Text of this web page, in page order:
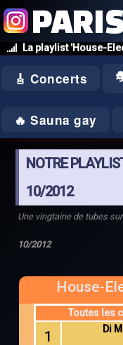
La playlist 'House-
🎸 Concerts
🔥 Sauna gay
NOTRE
10/2012
Une vingtaine de tubes
10/2012
House-
Toutes les
1
Di